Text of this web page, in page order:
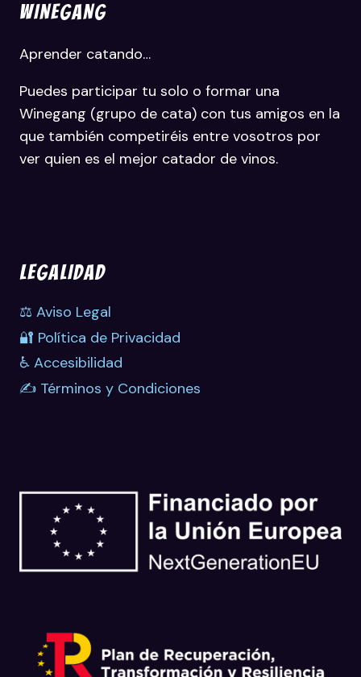
WINEGANG
Aprender catando…
Puedes participar tu solo o formar una
Winegang (grupo de cata) con tus amigos en la
que también competiréis entre vosotros por
ver quien es el mejor catador de vinos.
LEGALIDAD
⚖️ Aviso Legal
🔐 Política de Privacidad
♿ Accesibilidad
✍️ Términos y Condiciones